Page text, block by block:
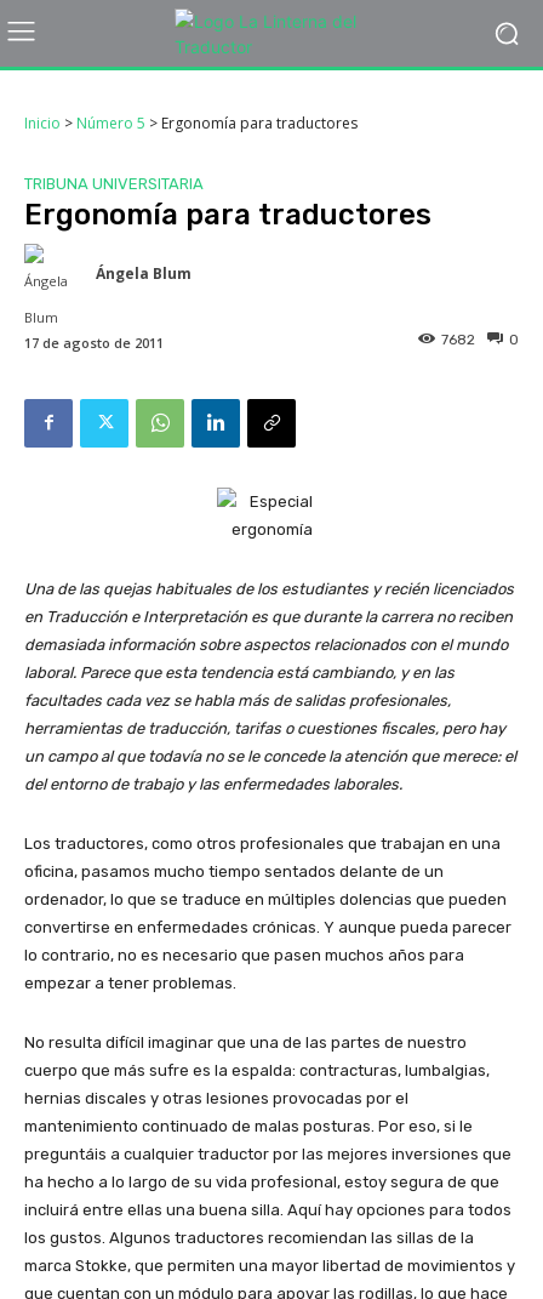
Inicio > Número 5 > Ergonomía para traductores
TRIBUNA UNIVERSITARIA
Ergonomía para traductores
Ángela Blum
17 de agosto de 2011 0
7682
Una de las quejas habituales de los estudiantes y recién licenciados
en Traducción e Interpretación es que durante la carrera no reciben
demasiada información sobre aspectos relacionados con el mundo
laboral. Parece que esta tendencia está cambiando, y en las
facultades cada vez se habla más de salidas profesionales,
herramientas de traducción, tarifas o cuestiones fiscales, pero hay
un campo al que todavía no se le concede la atención que merece: el
del entorno de trabajo y las enfermedades laborales.
Los traductores, como otros profesionales que trabajan en una
oficina, pasamos mucho tiempo sentados delante de un
ordenador, lo que se traduce en múltiples dolencias que pueden
convertirse en enfermedades crónicas. Y aunque pueda parecer
lo contrario, no es necesario que pasen muchos años para
empezar a tener problemas.
No resulta difícil imaginar que una de las partes de nuestro
cuerpo que más sufre es la espalda: contracturas, lumbalgias,
hernias discales y otras lesiones provocadas por el
mantenimiento continuado de malas posturas. Por eso, si le
preguntáis a cualquier traductor por las mejores inversiones que
ha hecho a lo largo de su vida profesional, estoy segura de que
incluirá entre ellas una buena silla. Aquí hay opciones para todos
los gustos. Algunos traductores recomiendan las sillas de la
marca Stokke, que permiten una mayor libertad de movimientos y
que cuentan con un módulo para apoyar las rodillas, lo que hace